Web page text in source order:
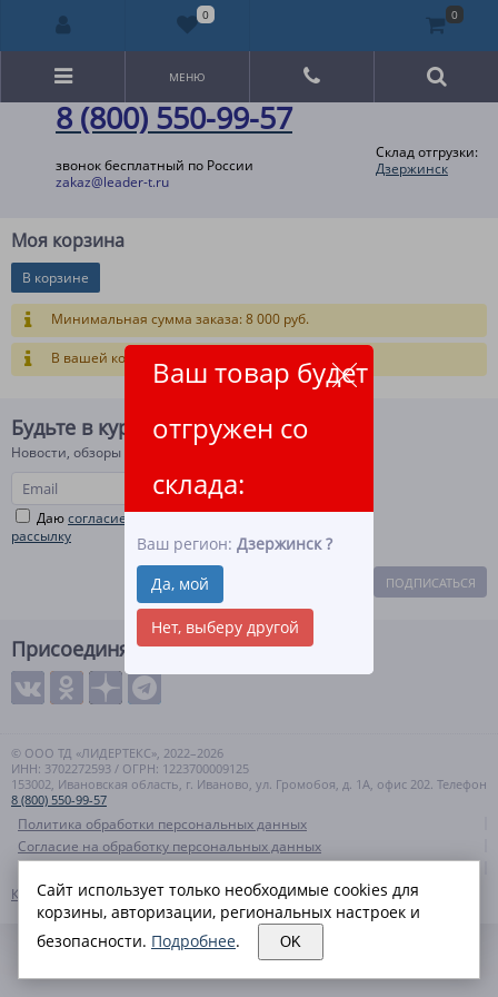
8 (800) 550-99-57
звонок бесплатный по России
zakaz@leader-t.ru
Склад отгрузки:
Дзержинск
Ваш товар будет
отгружен со
склада:
Ваш регион:Дзержинск ?
Да, мой
Нет, выберу другой
МЕНЮ
Моя корзина
В корзине
Минимальная сумма заказа: 8 000 руб.
В вашей корзине ещё нет товаров.
Будьте в курсе!
Новости, обзоры и акции
Даюсогласие на рекламную и информационную
рассылку
ПОДПИСАТЬСЯ
Присоединяйтесь
© ООО ТД «ЛИДЕРТЕКС», 2022–2026
ИНН: 3702272593 / ОГРН: 1223700009125
153002, Ивановская область, г. Иваново, ул. Громобоя, д. 1А, офис 202. Телефон
8 (800) 550-99-57
Политика обработки персональных данных
Согласие на обработку персональных данных
Контакты
Карта сайта
0 0
Сайт использует только необходимые cookies для
корзины, авторизации, региональных настроек и
безопасности. Подробнее. OK